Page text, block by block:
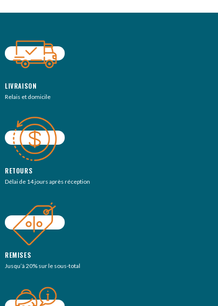
LIVRAISON
Relais et domicile
RETOURS
Délai de 14 jours après réception
REMISES
Jusqu’à 20% sur le sous-total